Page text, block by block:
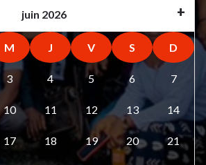
juin 2026
M J V S D
3 4 5 6 7
10 11 12 13 14
17 18 19 20 21